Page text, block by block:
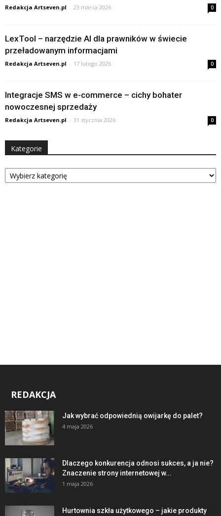
Redakcja Artseven.pl - 23 marca 2026 0
LexTool – narzędzie AI dla prawników w świecie
przeładowanym informacjami
Redakcja Artseven.pl - 17 lutego 2026 0
Integracje SMS w e-commerce – cichy bohater
nowoczesnej sprzedaży
Redakcja Artseven.pl - 31 stycznia 2026 0
Kategorie
Kategorie
REDAKCJA
Jak wybrać odpowiednią owijarkę do palet?
4 maja 2026
Dlaczego konkurencja odnosi sukces, a ja nie?
Znaczenie strony internetowej w...
1 maja 2026
Hurtownia szkła użytkowego – jakie produkty